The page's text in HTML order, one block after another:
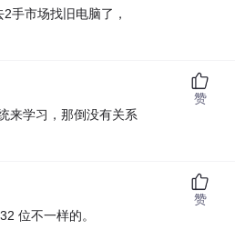
手市场找旧电脑了，
来学习，那倒没有关系
赞
位不一样的。
赞